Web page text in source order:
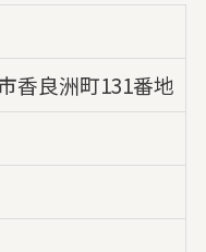
香良洲町131番地